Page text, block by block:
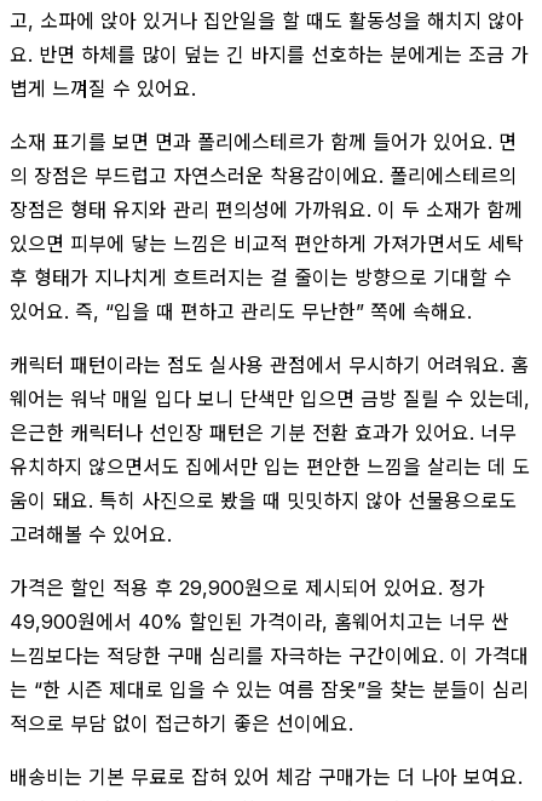
고, 소파에 앉아 있거나 집안일을 할 때도 활동성을 해치지 않아
요. 반면 하체를 많이 덮는 긴 바지를 선호하는 분에게는 조금 가
볍게 느껴질 수 있어요.
소재 표기를 보면 면과 폴리에스테르가 함께 들어가 있어요. 면
의 장점은 부드럽고 자연스러운 착용감이에요. 폴리에스테르의
장점은 형태 유지와 관리 편의성에 가까워요. 이 두 소재가 함께
있으면 피부에 닿는 느낌은 비교적 편안하게 가져가면서도 세탁
후 형태가 지나치게 흐트러지는 걸 줄이는 방향으로 기대할 수
있어요. 즉, “입을 때 편하고 관리도 무난한” 쪽에 속해요.
캐릭터 패턴이라는 점도 실사용 관점에서 무시하기 어려워요. 홈
웨어는 워낙 매일 입다 보니 단색만 입으면 금방 질릴 수 있는데,
은근한 캐릭터나 선인장 패턴은 기분 전환 효과가 있어요. 너무
유치하지 않으면서도 집에서만 입는 편안한 느낌을 살리는 데 도
움이 돼요. 특히 사진으로 봤을 때 밋밋하지 않아 선물용으로도
고려해볼 수 있어요.
가격은 할인 적용 후 29,900원으로 제시되어 있어요. 정가
49,900원에서 40% 할인된 가격이라, 홈웨어치고는 너무 싼
느낌보다는 적당한 구매 심리를 자극하는 구간이에요. 이 가격대
는 “한 시즌 제대로 입을 수 있는 여름 잠옷”을 찾는 분들이 심리
적으로 부담 없이 접근하기 좋은 선이에요.
배송비는 기본 무료로 잡혀 있어 체감 구매가는 더 나아 보여요.